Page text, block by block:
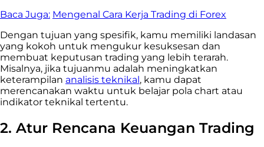
Baca Juga: Mengenal Cara Kerja Trading di Forex
Dengan tujuan yang spesifik, kamu memiliki landasan
yang kokoh untuk mengukur kesuksesan dan
membuat keputusan trading yang lebih terarah.
Misalnya, jika tujuanmu adalah meningkatkan
keterampilan analisis teknikal, kamu dapat
merencanakan waktu untuk belajar pola chart atau
indikator teknikal tertentu.
2. Atur Rencana Keuangan Trading